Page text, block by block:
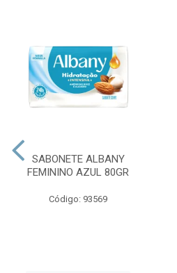
SABONETE ALBANY
FEMININO AZUL 80GR
Código: 93569